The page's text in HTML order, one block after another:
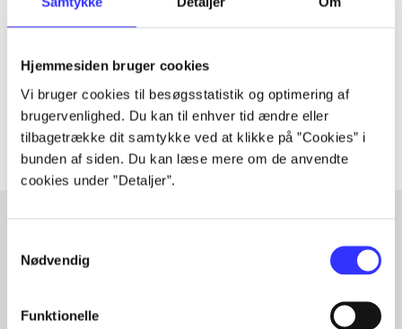
Hjemmesiden bruger cookies
Vi bruger cookies til besøgsstatistik og optimering af
brugervenlighed. Du kan til enhver tid ændre eller
tilbagetrække dit samtykke ved at klikke på ”Cookies” i
bunden af siden. Du kan læse mere om de anvendte
cookies under ”Detaljer”.
Nødvendig
Funktionelle
Tidsskrift
Artiklerne i handler ofte om
Artikler med samme emner